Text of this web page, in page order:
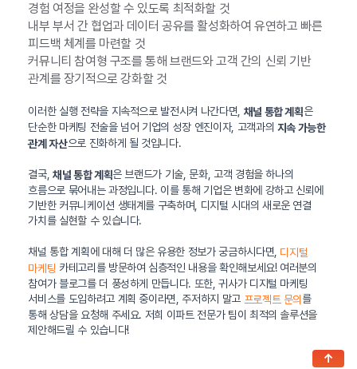
경험 여정을 완성할 수 있도록 최적화할 것
내부 부서 간 협업과 데이터 공유를 활성화하여 유연하고 빠른
피드백 체계를 마련할 것
커뮤니티 참여형 구조를 통해 브랜드와 고객 간의 신뢰 기반
관계를 장기적으로 강화할 것
이러한 실행 전략을 지속적으로 발전시켜 나간다면, 채널 통합 계획은
단순한 마케팅 전술을 넘어 기업의 성장 엔진이자, 고객과의 지속 가능한
관계 자산으로 진화하게 될 것입니다.
결국, 채널 통합 계획은 브랜드가 기술, 문화, 고객 경험을 하나의
흐름으로 묶어내는 과정입니다. 이를 통해 기업은 변화에 강하고 신뢰에
기반한 커뮤니케이션 생태계를 구축하며, 디지털 시대의 새로운 연결
가치를 실현할 수 있습니다.
채널 통합 계획에 대해 더 많은 유용한 정보가 궁금하시다면, 디지털
마케팅 카테고리를 방문하여 심층적인 내용을 확인해보세요! 여러분의
참여가 블로그를 더 풍성하게 만듭니다. 또한, 귀사가 디지털 마케팅
서비스를 도입하려고 계획 중이라면, 주저하지 말고 프로젝트 문의를
통해 상담을 요청해 주세요. 저희 이파트 전문가 팀이 최적의 솔루션을
제안해드릴 수 있습니다!
↑